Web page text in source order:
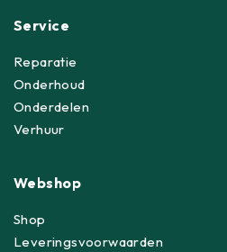
Service
Reparatie
Onderhoud
Onderdelen
Verhuur
Webshop
Shop
Leveringsvoorwaarden